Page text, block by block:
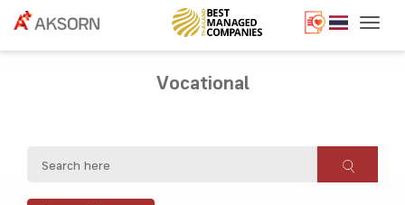
Vocational